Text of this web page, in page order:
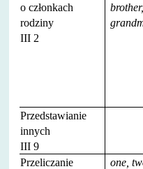
o członkach
rodziny
III 2
Przedstawianie
innych
III 9
Przeliczanie
one,